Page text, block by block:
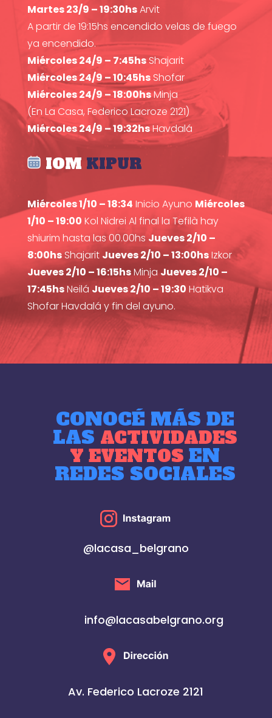
Martes 23/9 – 19:30hsArvit
A partir de 19:15hs encendido velas de fuego
ya encendido.
Miércoles 24/9 – 7:45hsShajarit
Miércoles 24/9 – 10:45hsShofar
Miércoles 24/9 – 18:00hsMinja
(En La Casa, Federico Lacroze 2121)
Miércoles 24/9 – 19:32hsHavdalá
IOM KIPUR
Miércoles 1/10 – 18:34 Inicio Ayuno Miércoles
1/10 – 19:00 Kol Nidrei Al final la Tefilà hay
shiurim hasta las 00.00hsJueves 2/10 –
8:00hsShajarit Jueves 2/10 – 13:00hsIzkor
Jueves 2/10 – 16:15hsMinja Jueves 2/10 –
17:45hsNeilá Jueves 2/10 – 19:30 Hatikva
Shofar Havdalá y fin del ayuno.
CONOCÉ MÁS DE
LAS ACTIVIDADES
Y EVENTOSEN
REDES SOCIALES
@lacasa_belgrano
info@lacasabelgrano.org
Av. Federico Lacroze 2121